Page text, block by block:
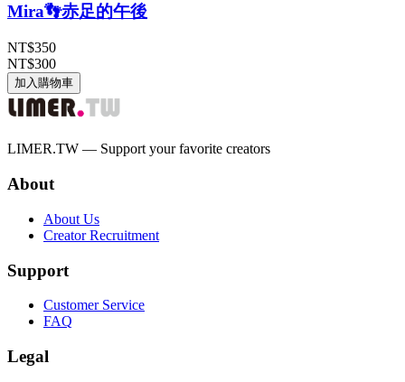
Mira👣赤足的午後
NT$350
NT$300
加入購物車
LIMER.TW — Support your favorite creators
About
About Us
Creator Recruitment
Support
Customer Service
FAQ
Legal